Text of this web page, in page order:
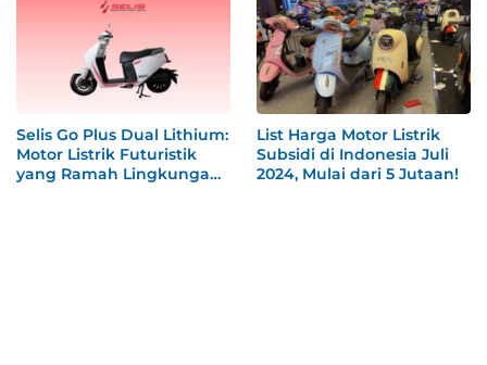
Selis Go Plus Dual Lithium:
Motor Listrik Futuristik
yang Ramah Lingkungan
List Harga Motor Listrik
Subsidi di Indonesia Juli
2024, Mulai dari 5 Jutaan!